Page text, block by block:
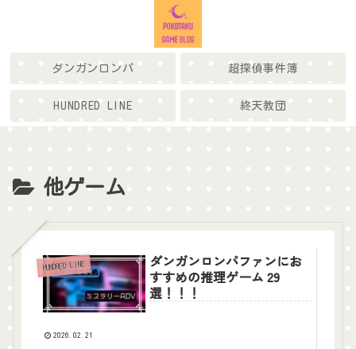
ダンガンロンパ 超探偵事件簿
HUNDRED LINE 終天教団
他ゲーム
HUNDRED LINE
ダンガンロンパファンにお
すすめの推理ゲーム 29
選！！！
2026.02.21